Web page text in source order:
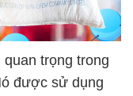
trọng trong
được sử dụng